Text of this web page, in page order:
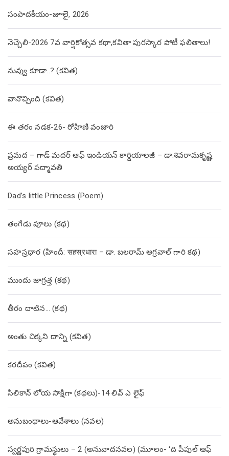
సంపాదకీయం-జూలై, 2026
నెచ్చెలి-2026 7వ వార్షికోత్సవ కథా,కవితా పురస్కార పోటీ ఫలితాలు!
నువ్వు కూడా..? (కవిత)
వానొచ్చింది (కవిత)
ఈ తరం నడక-26- రోహిణి వంజారి
ప్రమద – గాడ్ మదర్ ఆఫ్ ఇండియన్ కార్డియాలజీ – డా.శివరామకృష్ణ
అయ్యర్ పద్మావతి
Dad’s little Princess (Poem)
తంగేడు పూలు (క‌థ‌)
సహస్రధార (హిందీ: सहस्रधारा – డా. బలరామ్ అగ్రవాల్ గారి కథ)
ముందు జాగ్రత్త (క‌థ‌)
తీరం దాటిన… (క‌థ‌)
అంతు చిక్కని దాన్ని (కవిత)
కరదీపం (కవిత)
సిలికాన్ లోయ సాక్షిగా (కథలు)-14 లివ్ ఎ లైఫ్
అనుబంధాలు-ఆవేశాలు (నవల)
స్వర్ణపురి గ్రామస్థులు – 2 (అనువాదనవల) (మూలం- ‘ది పీపుల్ ఆఫ్